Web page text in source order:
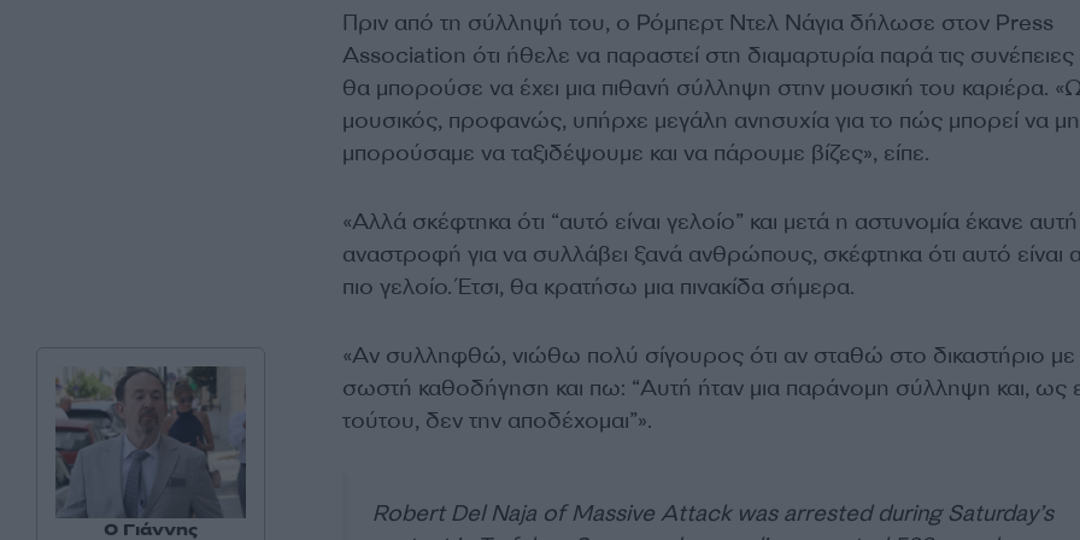
Πριν από τη σύλληψή του, ο Ρόμπερτ Ντελ Νάγια δήλωσε στον Press
Association ότι ήθελε να παραστεί στη διαμαρτυρία παρά τις
θα μπορούσε να έχει μια πιθανή σύλληψη στην μουσική του καριέρα.
μουσικός, προφανώς, υπήρχε μεγάλη ανησυχία για το πώς μπορεί να
μπορούσαμε να ταξιδέψουμε και να πάρουμε βίζες», είπε.
«Αλλά σκέφτηκα ότι “αυτό είναι γελοίο” και μετά η αστυνομία έκανε
αναστροφή για να συλλάβει ξανά ανθρώπους, σκέφτηκα ότι αυτό είναι
πιο γελοίο. Έτσι, θα κρατήσω μια πινακίδα σήμερα.
«Αν συλληφθώ, νιώθω πολύ σίγουρος ότι αν σταθώ στο δικαστήριο με
σωστή καθοδήγηση και πω: “Αυτή ήταν μια παράνομη σύλληψη και, ως
τούτου, δεν την αποδέχομαι”».
Robert Del Naja of Massive Attack was arrested during Saturday’s
Ο Γιάννης